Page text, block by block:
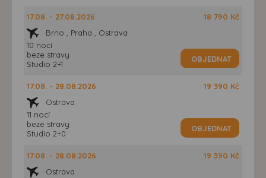
17.08. - 27.08.2026
Brno , Praha , Ostrava
10 nocí
beze stravy
Studio 2+1
18 790 Kč
OBJEDNAT
17.08. - 28.08.2026
Ostrava
11 nocí
beze stravy
Studio 2+0
19 390 Kč
OBJEDNAT
17.08. - 28.08.2026
Ostrava
19 390 Kč